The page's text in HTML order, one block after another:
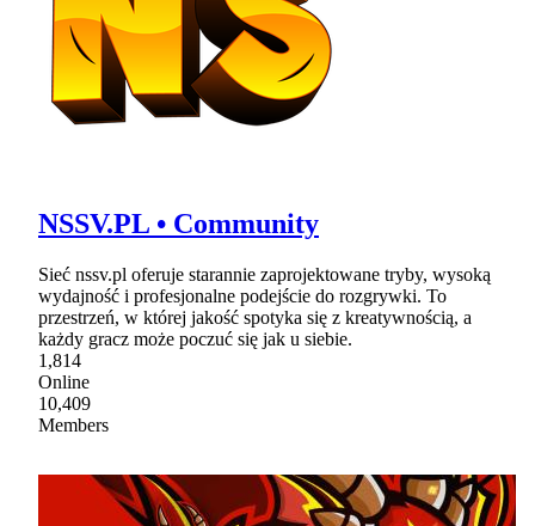
NSSV.PL • Community
Sieć nssv.pl oferuje starannie zaprojektowane tryby, wysoką
wydajność i profesjonalne podejście do rozgrywki. To
przestrzeń, w której jakość spotyka się z kreatywnością, a
każdy gracz może poczuć się jak u siebie.
1,814
Online
10,409
Members